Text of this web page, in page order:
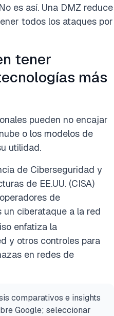
es así. Una DMZ reduce
todos los ataques por
tener
más
pueden no encajar
o los modelos de
utilidad.
de Ciberseguridad y
de EE.UU. (CISA)
de
ciberataque a la red
enfatiza la
y otros controles para
en redes de
comparativos e insights
Google; seleccionar